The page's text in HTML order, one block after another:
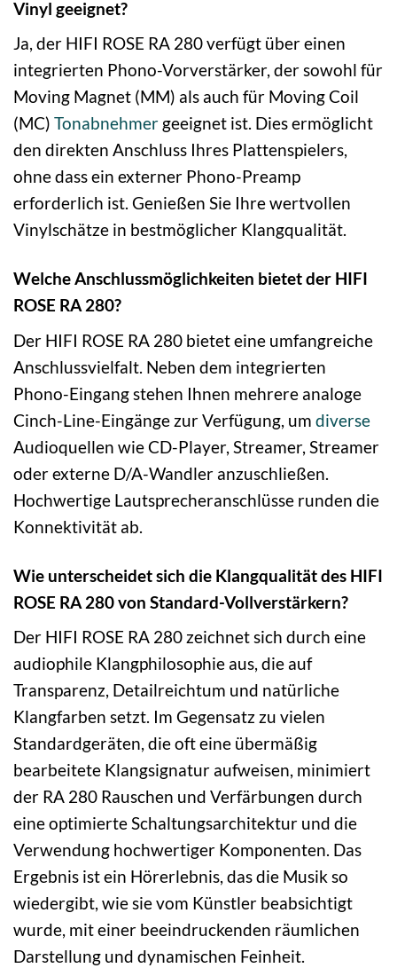
Vinyl geeignet?
Ja, der HIFI ROSE RA 280 verfügt über einen
integrierten Phono-Vorverstärker, der sowohl für
Moving Magnet (MM) als auch für Moving Coil
(MC) Tonabnehmer geeignet ist. Dies ermöglicht
den direkten Anschluss Ihres Plattenspielers,
ohne dass ein externer Phono-Preamp
erforderlich ist. Genießen Sie Ihre wertvollen
Vinylschätze in bestmöglicher Klangqualität.
Welche Anschlussmöglichkeiten bietet der HIFI
ROSE RA 280?
Der HIFI ROSE RA 280 bietet eine umfangreiche
Anschlussvielfalt. Neben dem integrierten
Phono-Eingang stehen Ihnen mehrere analoge
Cinch-Line-Eingänge zur Verfügung, um diverse
Audioquellen wie CD-Player, Streamer, Streamer
oder externe D/A-Wandler anzuschließen.
Hochwertige Lautsprecheranschlüsse runden die
Konnektivität ab.
Wie unterscheidet sich die Klangqualität des HIFI
ROSE RA 280 von Standard-Vollverstärkern?
Der HIFI ROSE RA 280 zeichnet sich durch eine
audiophile Klangphilosophie aus, die auf
Transparenz, Detailreichtum und natürliche
Klangfarben setzt. Im Gegensatz zu vielen
Standardgeräten, die oft eine übermäßig
bearbeitete Klangsignatur aufweisen, minimiert
der RA 280 Rauschen und Verfärbungen durch
eine optimierte Schaltungsarchitektur und die
Verwendung hochwertiger Komponenten. Das
Ergebnis ist ein Hörerlebnis, das die Musik so
wiedergibt, wie sie vom Künstler beabsichtigt
wurde, mit einer beeindruckenden räumlichen
Darstellung und dynamischen Feinheit.